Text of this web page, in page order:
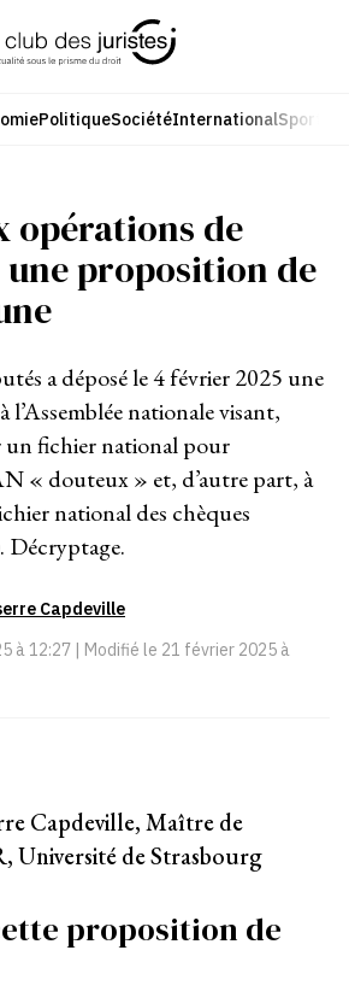
PolitiqueSociétéInternationalSport
opérations de
proposition de
a déposé le 4 février 2025 une
nationale visant,
un fichier national pour
« douteux » et, d’autre part, à
national des chèques
Capdeville
à 12:27 | Modifié le 21 février 2025 à
Capdeville, Maître de
Université de Strasbourg
proposition de